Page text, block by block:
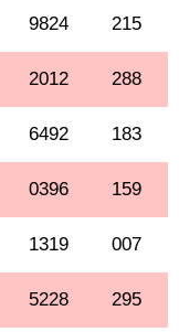
9824 215
2012 288
6492 183
0396 159
1319 007
5228 295